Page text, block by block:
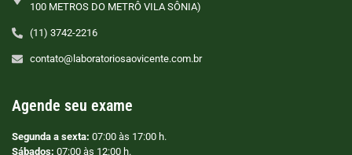
100 METROS DO METRÔ VILA SÔNIA)
(11) 3742-2216
contato@laboratoriosaovicente.com.br
Agende seu exame
Segunda a sexta: 07:00 às 17:00 h.
Sábados: 07:00 às 12:00 h.